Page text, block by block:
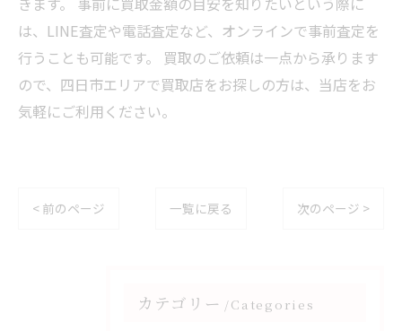
は、LINE査定や電話査定など、オンラインで事前査定を
行うことも可能です。 買取のご依頼は一点から承ります
ので、四日市エリアで買取店をお探しの方は、当店をお
気軽にご利用ください。
< 前のページ 一覧に戻る 次のページ >
カテゴリー Categories